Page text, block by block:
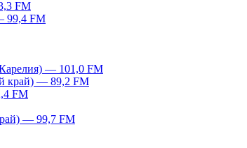
FM
99,4 FM
— 101,0 FM
край) — 89,2 FM
FM
— 99,7 FM